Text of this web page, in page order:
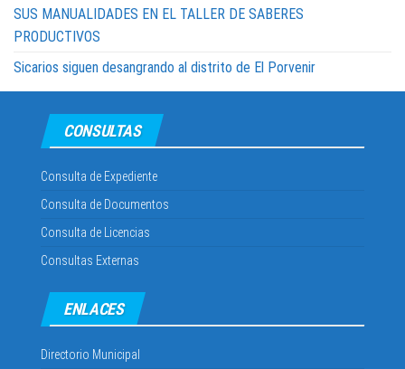
SUS MANUALIDADES EN EL TALLER DE SABERES
PRODUCTIVOS
Sicarios siguen desangrando al distrito de El Porvenir
CONSULTAS
Consulta de Expediente
Consulta de Documentos
Consulta de Licencias
Consultas Externas
ENLACES
Directorio Municipal